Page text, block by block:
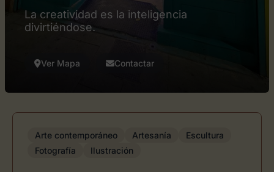
La creatividad es la inteligencia
divirtiéndose.
Ver Mapa Contactar
Arte contemporáneo Artesanía
Escultura
Fotografía
Ilustración